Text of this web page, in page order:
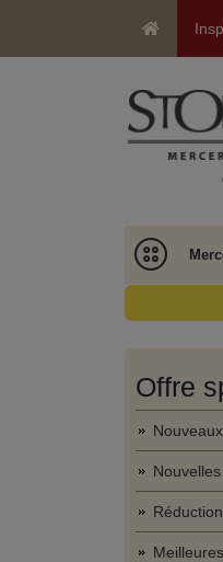
Offre